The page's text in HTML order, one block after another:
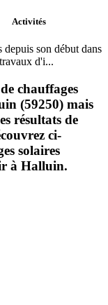
Activités
son début dans
d'i...
chauffages
(59250) mais
résultats de
ci-
solaires
à Halluin.